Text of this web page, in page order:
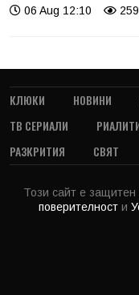
06 Aug 12:10 259
КЛЮКИ НОВИНИ
ТВ СЕРИАЛИ
РАЗКРИТИЯ
СВЯТ
Този сайт е
поверителност и